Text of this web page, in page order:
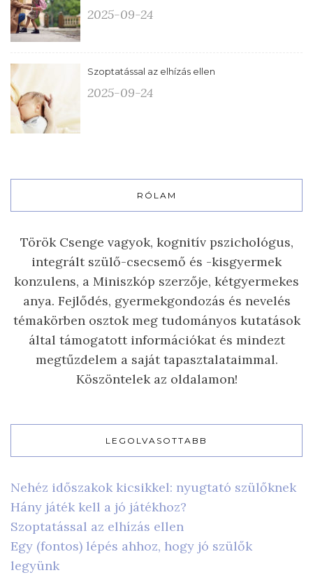
2025-09-24
Szoptatással az elhízás ellen
2025-09-24
RÓLAM
Török Csenge vagyok, kognitív pszichológus,
integrált szülő-csecsemő és -kisgyermek
konzulens, a Miniszkóp szerzője, kétgyermekes
anya. Fejlődés, gyermekgondozás és nevelés
témakörben osztok meg tudományos kutatások
által támogatott információkat és mindezt
megtűzdelem a saját tapasztalataimmal.
Köszöntelek az oldalamon!
LEGOLVASOTTABB
Nehéz időszakok kicsikkel: nyugtató szülőknek
Hány játék kell a jó játékhoz?
Szoptatással az elhízás ellen
Egy (fontos) lépés ahhoz, hogy jó szülők
legyünk